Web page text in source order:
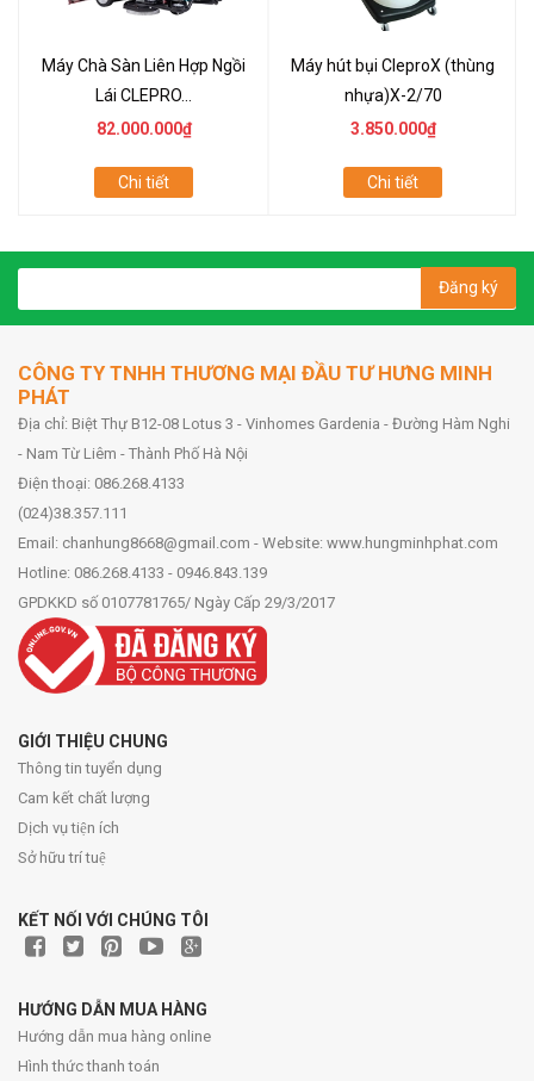
Máy Chà Sàn Liên Hợp Ngồi
Lái CLEPRO...
82.000.000₫
Chi tiết
Máy hút bụi CleproX (thùng
nhựa)X-2/70
3.850.000₫
Chi tiết
Đăng ký
CÔNG TY TNHH THƯƠNG MẠI ĐẦU TƯ HƯNG MINH
PHÁT
Địa chỉ: Biệt Thự B12-08 Lotus 3 - Vinhomes Gardenia - Đường Hàm Nghi
- Nam Từ Liêm - Thành Phố Hà Nội
Điện thoại: 086.268.4133
(024)38.357.111
Email: chanhung8668@gmail.com - Website: www.hungminhphat.com
Hotline: 086.268.4133 - 0946.843.139
GPDKKD số 0107781765/ Ngày Cấp 29/3/2017
GIỚI THIỆU CHUNG
Thông tin tuyển dụng
Cam kết chất lượng
Dịch vụ tiện ích
Sở hữu trí tuệ
KẾT NỐI VỚI CHÚNG TÔI
HƯỚNG DẪN MUA HÀNG
Hướng dẫn mua hàng online
Hình thức thanh toán